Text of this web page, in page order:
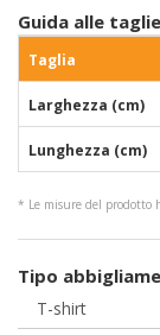
Guida alle
Taglia
Larghezza (cm)
Lunghezza (cm)
* Le misure del prodotto
Tipo